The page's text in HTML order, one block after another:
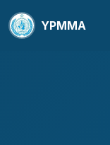
YPMMA